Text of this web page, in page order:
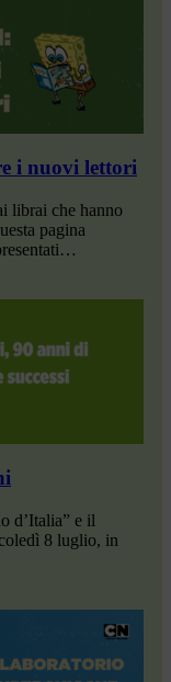
i nuovi lettori
librai che hanno
pagina
d’Italia” e il
8 luglio, in